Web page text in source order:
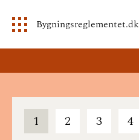
Bygningsreglementet.dk
1 2 3 4